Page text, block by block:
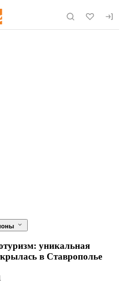
по сайту eqinfo.ru
уникальная
в Ставрополье